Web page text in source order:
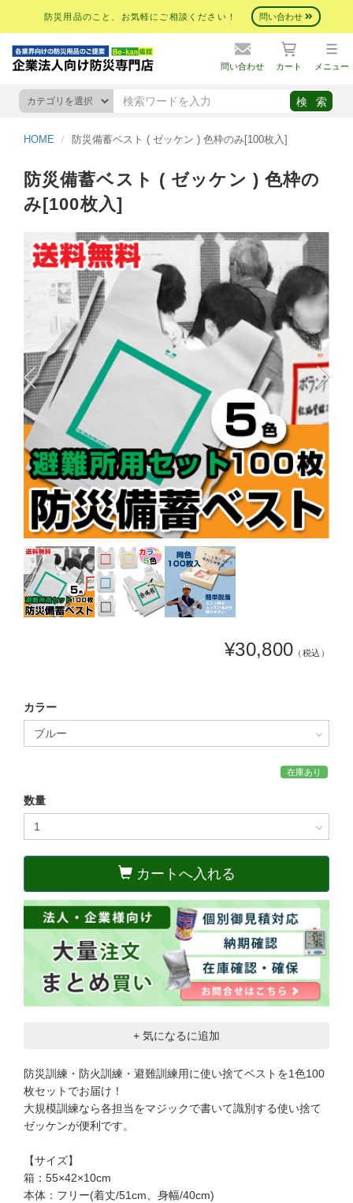
防災用品のこと、お気軽にご相談ください！ 問い合わせ
問い合わせ カート メニュー
HOME 防災備蓄ベスト ( ゼッケン ) 色枠のみ[100枚入]
防災備蓄ベスト ( ゼッケン ) 色枠の
み[100枚入]
¥30,800 （税込）
カラー
在庫あり
数量
カートへ入れる
+ 気になるに追加
防災訓練・防火訓練・避難訓練用に使い捨てベストを1色100
枚セットでお届け！
大規模訓練なら各担当をマジックで書いて識別する使い捨て
ゼッケンが便利です。
【サイズ】
箱：55×42×10cm
本体：フリー(着丈/51cm、身幅/40cm)